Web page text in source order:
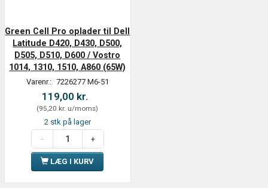
Green Cell Pro oplader til Dell
Latitude D420, D430, D500,
D505, D510, D600 / Vostro
1014, 1310, 1510, A860 (65W)
Varenr.: 7226277 M6-51
119,00 kr.
(95,20 kr. u/moms)
2 stk på lager
LÆG I KURV